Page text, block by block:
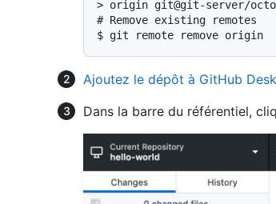
> origin git@git-server/
# Remove existing remotes
$ git remote remove origin
Ajoutez le dépôt à GitHub
Dans la barre du référentiel,